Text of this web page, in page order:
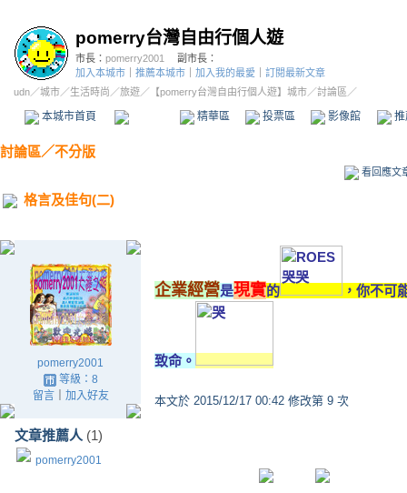
pomerry台灣自由行個人遊
市長： pomerry2001
副市長：
加入本城市
推薦本城市 加入我的最愛
訂閱最新文章
udn／城市／生活時尚 ／旅遊／ 【pomerry台灣自由行個人遊】城市／討論區／
本城市首頁 精華區 投票區 影像館
討論區／不分版
看回應文
格言及佳句(二)
pomerry2001
等級：8
留言｜ 加入好友
文章推薦人 (1)
pomerry2001
企業經營是現實的 ，你不可
致命。
本文於 2015/12/17 00:42 修改第 9 次